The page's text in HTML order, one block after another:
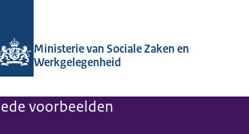
Ministerie van Sociale Zaken en
Werkgelegenheid
voorbeelden